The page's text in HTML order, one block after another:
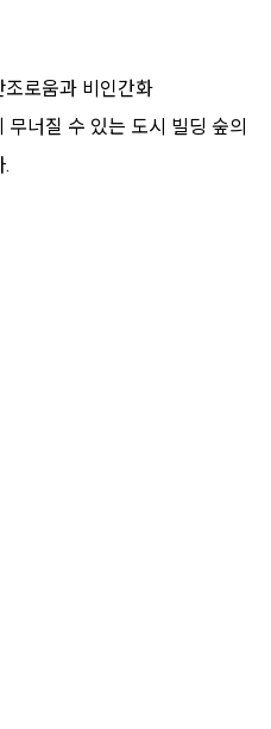
로움과 비인간화
너질 수 있는 도시 빌딩 숲의
.